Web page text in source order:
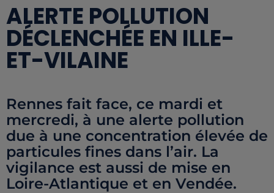
ALERTE POLLUTION
DÉCLENCHÉE EN ILLE-
ET-VILAINE
Rennes fait face, ce mardi et
mercredi, à une alerte pollution
due à une concentration élevée de
particules fines dans l’air. La
vigilance est aussi de mise en
Loire-Atlantique et en Vendée.